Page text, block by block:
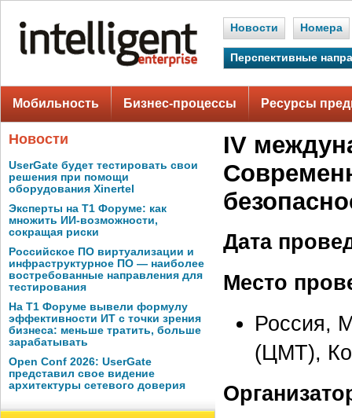
Новости Номера
Перспективные
Мобильность Бизнес-процессы Ресурсы
Новости
UserGate будет тестировать свои
решения при помощи
оборудования Xinertel
Эксперты на Т1 Форуме: как
множить ИИ-возможности,
сокращая риски
Российское ПО виртуализации и
инфраструктурное ПО — наиболее
востребованные направления для
тестирования
На Т1 Форуме вывели формулу
эффективности ИТ с точки зрения
бизнеса: меньше тратить, больше
зарабатывать
Open Conf 2026: UserGate
представил свое видение
архитектуры сетевого доверия
IV
Дата
Место
Россия,
(ЦМТ),